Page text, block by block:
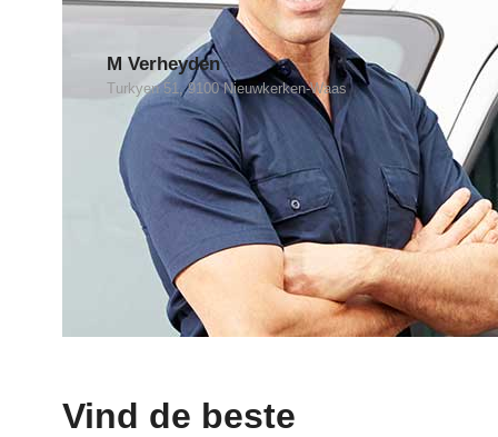
M Verheyden
Turkyen 51, 9100 Nieuwkerken-Waas
Vind de beste